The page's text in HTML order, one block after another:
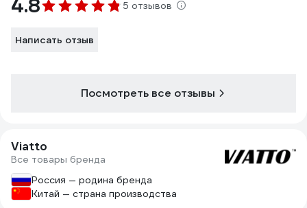
4.8 5 отзывов
Написать отзыв
Посмотреть все отзывы
Viatto
Все товары бренда
Россия — родина бренда
Китай — страна производства